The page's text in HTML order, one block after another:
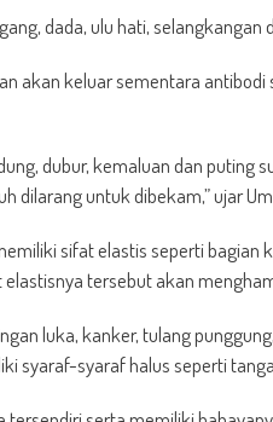
dada, ulu hati, selangkangan
akan keluar sementara
dubur, kemaluan dan puting
dilarang untuk dibekam,” ujar
sifat elastis seperti bagian
tersebut akan
luka, kanker, tulang
syaraf-syaraf halus seperti